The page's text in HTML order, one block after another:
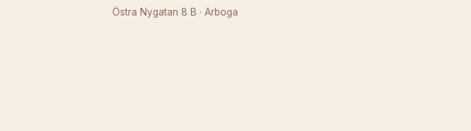
Östra Nygatan 8 B · Arboga